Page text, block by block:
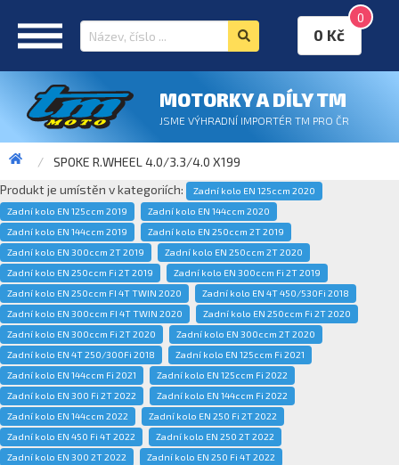
0
0 Kč
MOTORKY A DÍLY TM
JSME VÝHRADNÍ IMPORTÉR TM PRO ČR
SPOKE R.WHEEL 4.0/3.3/4.0 X199
Produkt je umístěn v kategoriích:
Zadní kolo EN 125ccm 2020
Zadní kolo EN 125ccm 2019
Zadní kolo EN 144ccm 2020
Zadní kolo EN 144ccm 2019
Zadní kolo EN 250ccm 2T 2019
Zadní kolo EN 300ccm 2T 2019
Zadní kolo EN 250ccm 2T 2020
Zadní kolo EN 250ccm Fi 2T 2019
Zadní kolo EN 300ccm Fi 2T 2019
Zadní kolo EN 250ccm FI 4T TWIN 2020
Zadní kolo EN 4T 450/530Fi 2018
Zadní kolo EN 300ccm FI 4T TWIN 2020
Zadní kolo EN 250ccm Fi 2T 2020
Zadní kolo EN 300ccm Fi 2T 2020
Zadní kolo EN 300ccm 2T 2020
Zadní kolo EN 4T 250/300Fi 2018
Zadní kolo EN 125ccm Fi 2021
Zadní kolo EN 144ccm Fi 2021
Zadní kolo EN 125ccm Fi 2022
Zadní kolo EN 300 Fi 2T 2022
Zadní kolo EN 144ccm Fi 2022
Zadní kolo EN 144ccm 2022
Zadní kolo EN 250 Fi 2T 2022
Zadní kolo EN 450 Fi 4T 2022
Zadní kolo EN 250 2T 2022
Zadní kolo EN 300 2T 2022
Zadní kolo EN 250 Fi 4T 2022